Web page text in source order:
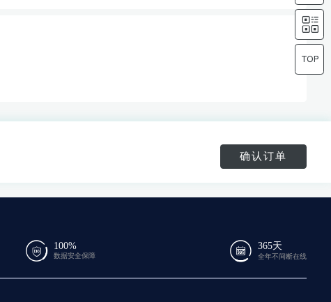
确认订单
100%
数据安全保障
365天
全年不间断在线